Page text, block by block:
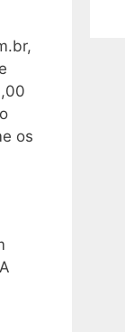
os